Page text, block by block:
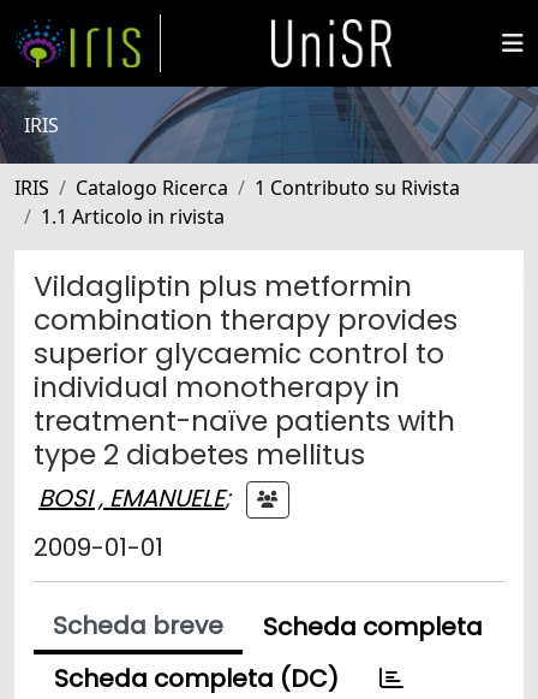
IRIS
IRIS Catalogo Ricerca
1 Contributo su Rivista
1.1 Articolo in rivista
Vildagliptin plus metformin
combination therapy provides
superior glycaemic control to
individual monotherapy in
treatment-naïve patients with
type 2 diabetes mellitus
BOSI , EMANUELE;
2009-01-01
Scheda breve
Scheda completa
Scheda completa (DC)